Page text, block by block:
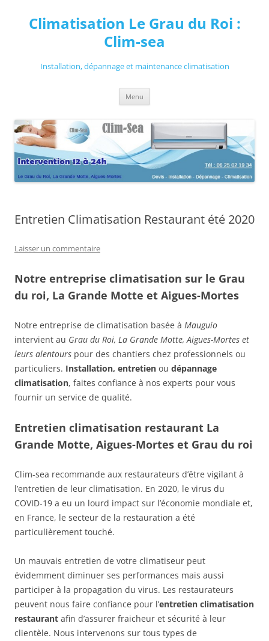
contenu
Climatisation Le Grau du Roi :
Clim-sea
Installation, dépannage et maintenance climatisation
Menu
Entretien Climatisation Restaurant été 2020
Laisser un commentaire
Notre entreprise climatisation sur le Grau
du roi, La Grande Motte et Aigues-Mortes
Notre entreprise de climatisation basée à Mauguio
intervient au Grau du Roi, La Grande Motte, Aigues-Mortes et
leurs alentours pour des chantiers chez professionnels ou
particuliers. Installation, entretien ou dépannage
climatisation, faites confiance à nos experts pour vous
fournir un service de qualité.
Entretien climatisation restaurant La
Grande Motte, Aigues-Mortes et Grau du roi
Clim-sea recommande aux restaurateurs d’être vigilant à
l’entretien de leur climatisation. En 2020, le virus du
COVID-19 a eu un lourd impact sur l’économie mondiale et,
en France, le secteur de la restauration a été
particulièrement touché.
Un mauvais entretien de votre climatiseur peut
évidemment diminuer ses performances mais aussi
participer à la propagation du virus. Les restaurateurs
peuvent nous faire confiance pour l’entretien climatisation
restaurant afin d’assurer fraicheur et sécurité à leur
clientèle. Nous intervenons sur tous types de